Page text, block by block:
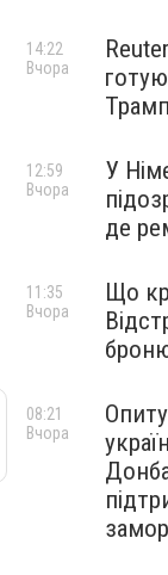
14:22
Вчора
У
де
12:59
Вчора
Що
11:35
Вчора
08:21
Вчора